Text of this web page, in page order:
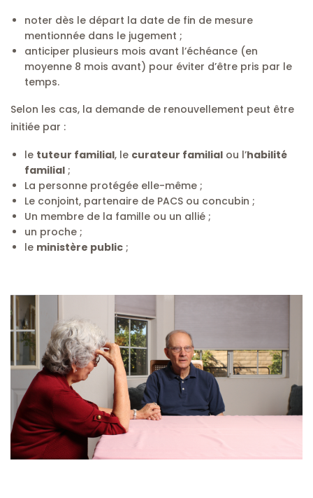
noter dès le départ la date de fin de mesure
mentionnée dans le jugement ;
anticiper plusieurs mois avant l’échéance (en
moyenne 8 mois avant) pour éviter d’être pris par le
temps.
Selon les cas, la demande de renouvellement peut être
initiée par :
le tuteur familial, le curateur familial ou l’habilité
familial ;
La personne protégée elle-même ;
Le conjoint, partenaire de PACS ou concubin ;
Un membre de la famille ou un allié ;
un proche ;
le ministère public ;